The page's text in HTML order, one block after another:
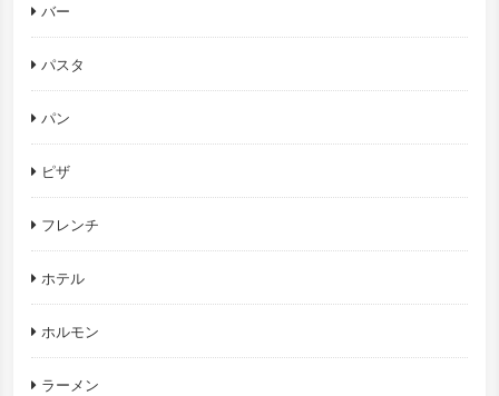
バー
パスタ
パン
ピザ
フレンチ
ホテル
ホルモン
ラーメン